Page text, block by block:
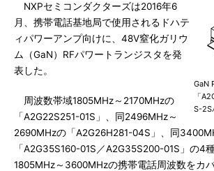
GaN
「
S-2S
NXPセミコンダクターズは2016年6
月、携帯電話基地局で使用されるドハテ
ィパワーアンプ向けに、48V窒化ガリウ
ム（GaN）RFパワートランジスタを発
表した。
周波数帯域1805MHz～2170MHzの
「A2G22S251-01S」、同2496MHz～
2690MHzの「A2G26H281-04S」、同
「A2G35S160-01S／A2G35S200-01S」の4
1805MHz～3600MHzの携帯電話周波数をカバ